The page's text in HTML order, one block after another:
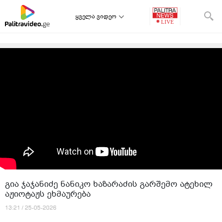
ყველა ვიდეო
გია ჯაჯანიძე ნანიკო ხაზარაძის გარშემო ატეხილ
აჟიოტაჟს ეხმაურება
13:21 / 25-05-2026